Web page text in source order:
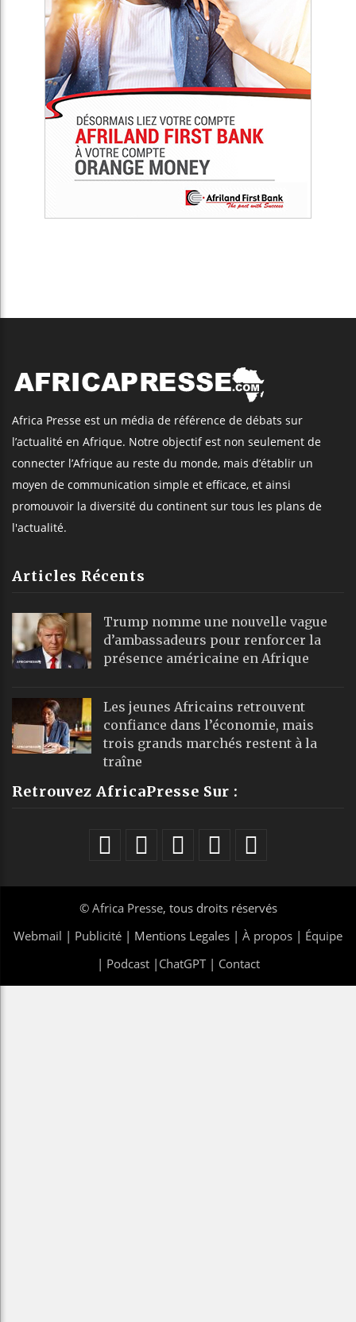
Africa Presse est un média de référence de débats sur
l’actualité en Afrique. Notre objectif est non seulement de
connecter l’Afrique au reste du monde, mais d’établir un
moyen de communication simple et efficace, et ainsi
promouvoir la diversité du continent sur tous les plans de
l'actualité.
Articles Récents
Trump nomme une nouvelle vague
d’ambassadeurs pour renforcer la
présence américaine en Afrique
Les jeunes Africains retrouvent
confiance dans l’économie, mais
trois grands marchés restent à la
traîne
Retrouvez AfricaPresse Sur :
© Africa Presse, tous droits réservés
Webmail | Publicité | Mentions Legales | À propos | Équipe
| Podcast| ChatGPT| Contact